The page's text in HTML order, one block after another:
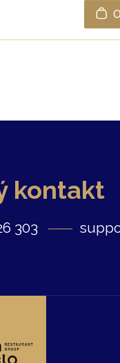
kontakt
303